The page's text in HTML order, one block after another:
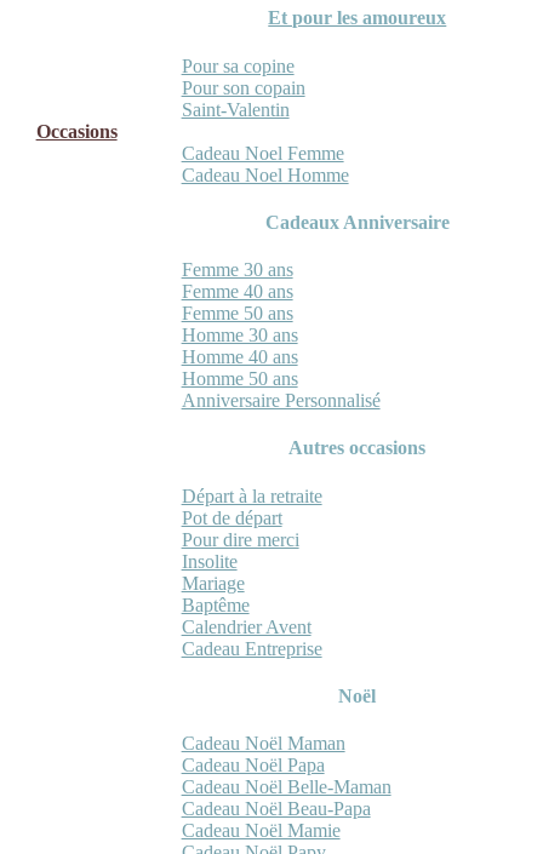
Et pour les amoureux
Pour sa copine
Pour son copain
Saint-Valentin
Occasions
Cadeau Noel Femme
Cadeau Noel Homme
Cadeaux Anniversaire
Femme 30 ans
Femme 40 ans
Femme 50 ans
Homme 30 ans
Homme 40 ans
Homme 50 ans
Anniversaire Personnalisé
Autres occasions
Départ à la retraite
Pot de départ
Pour dire merci
Insolite
Mariage
Baptême
Calendrier Avent
Cadeau Entreprise
Noël
Cadeau Noël Maman
Cadeau Noël Papa
Cadeau Noël Belle-Maman
Cadeau Noël Beau-Papa
Cadeau Noël Mamie